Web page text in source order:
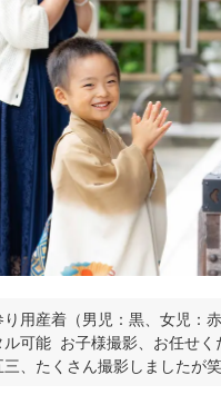
り用産着（男児：黒、女児：
ル可能 お子様撮影、お任せ
三、たくさん撮影しましたが